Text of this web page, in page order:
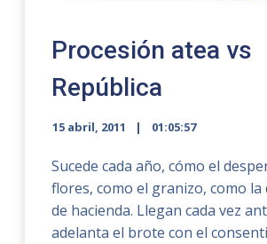
Procesión atea vs
República
15 abril, 2011 01:05:57
Sucede cada año, cómo el
flores, como el granizo, como la
de hacienda. Llegan cada vez
adelanta el brote con el